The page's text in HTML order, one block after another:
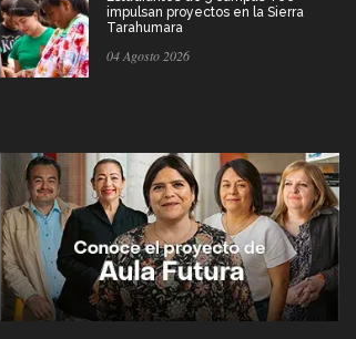
impulsan proyectos en la Sierra
Tarahumara
04 Agosto 2026